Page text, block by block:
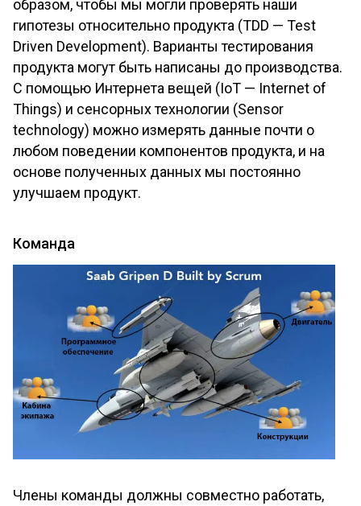
образом, чтобы мы могли проверять наши
гипотезы относительно продукта (TDD — Test
Driven Development). Варианты тестирования
продукта могут быть написаны до производства.
С помощью Интернета вещей (IoT — Internet of
Things) и сенсорных технологии (Sensor
technology) можно измерять данные почти о
любом поведении компонентов продукта, и на
основе полученных данных мы постоянно
улучшаем продукт.
Команда
Члены команды должны совместно работать,